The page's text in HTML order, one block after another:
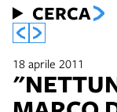
CERCA
18 aprile 2011